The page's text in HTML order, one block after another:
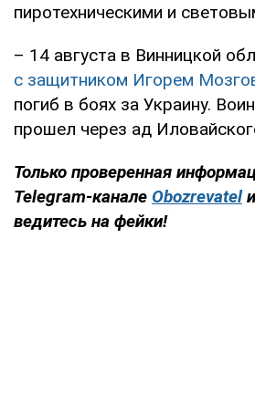
пиротехническими и
– 14 августа в Винницкой
с защитником Игорем
погиб в боях за Украину.
прошел через ад
Только проверенная
Telegram-канале Obozrevatel и
ведитесь на фейки!